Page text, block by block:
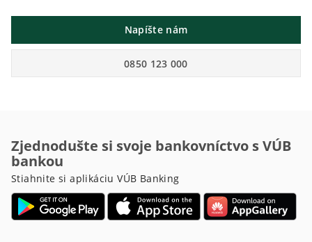
Napíšte nám
0850 123 000
Zjednodušte si svoje bankovníctvo s VÚB
bankou
Stiahnite si aplikáciu VÚB Banking